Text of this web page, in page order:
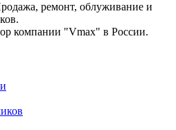
ремонт, облуживание и
компании "Vmax" в России.